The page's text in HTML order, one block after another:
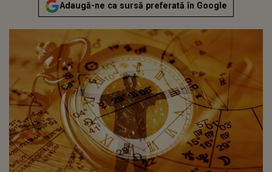
Adaugă-ne ca sursă preferată în Google